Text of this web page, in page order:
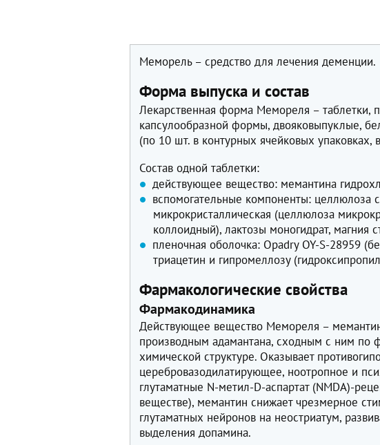
Меморель – средство для лечения деменции.
Форма выпуска и состав
Лекарственная форма Мемореля – таблетки,
капсулообразной формы, двояковыпуклые,
(по 10 шт. в контурных ячейковых упаковках,
Состав одной таблетки:
действующее вещество: мемантина
вспомогательные компоненты: целлюлоза
микрокристаллическая (целлюлоза
коллоидный), лактозы моногидрат, магния
пленочная оболочка: Opadry OY-S-28959
триацетин и гипромеллозу
Фармакологические свойства
Фармакодинамика
Действующее вещество Мемореля –
производным адамантана, сходным с ним по
химической структуре. Оказывает
церебровазодилатирующее, ноотропное и
глутаматные N-метил-D-аспартат (NMDA)-
веществе), мемантин снижает чрезмерное
глутаматных нейронов на неостриатум,
выделения допамина.